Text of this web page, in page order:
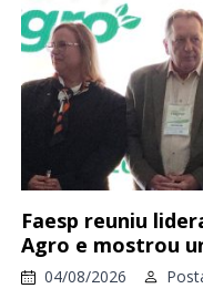
Faesp reuniu
Agro e mostrou
04/08/2026